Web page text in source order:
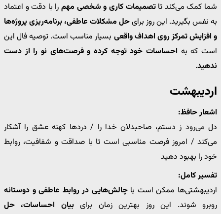
شما کمک می‌کند تاتصمیمات کاری و شخصی مهمرا با دقت و اعتماد
به نفس بگیرید. این روز برایحل مشکلات عاطفی، برنامه‌ریزی پروژه‌ها
و افزایش تمرکز روی اهداف واقعی بسیار مناسب است. توصیه فال این
است که به احساسات خود توجه کرده و فرصت‌های نو را از دست
ندهید.
اردیبهشت
اشعار حافظ:
دل می‌رود ز دستم، صاحبدلان خدا را / دردها کهنه عشق را آشکار
می‌کند / امروز فرصت مناسبی است تا با صداقت و شفافیت، روابط
خود را بهبود دهید
تفسیر کامل:
اردیبهشتی‌ها ممکن است باچالش‌هایی در روابط عاطفی و دوستانه
روبرو شوند. این روز بهترین زمان برایبیان احساسات، حل